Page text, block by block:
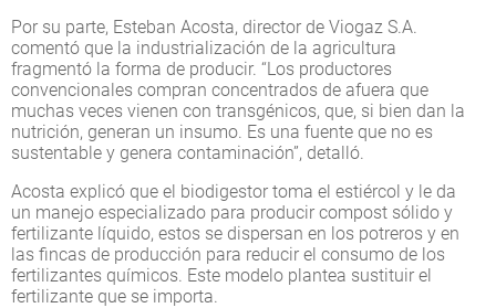
Por su parte, Esteban Acosta, director de Viogaz S.A.
comentó que la industrialización de la agricultura
fragmentó la forma de producir. “Los productores
convencionales compran concentrados de afuera que
muchas veces vienen con transgénicos, que, si bien dan la
nutrición, generan un insumo. Es una fuente que no es
sustentable y genera contaminación”, detalló.
Acosta explicó que el biodigestor toma el estiércol y le da
un manejo especializado para producir compost sólido y
fertilizante líquido, estos se dispersan en los potreros y en
las fincas de producción para reducir el consumo de los
fertilizantes químicos. Este modelo plantea sustituir el
fertilizante que se importa.